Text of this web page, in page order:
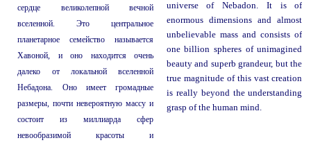
сердце великолепной вечной
вселенной. Это центральное
планетарное семейство называется
Хавоной, и оно находится очень
далеко от локальной вселенной
Небадона. Оно имеет громадные
размеры, почти невероятную массу и
состоит из миллиарда сфер
невообразимой красоты и
universe of Nebadon. It is of
enormous dimensions and almost
unbelievable mass and consists of
one billion spheres of unimagined
beauty and superb grandeur, but the
true magnitude of this vast creation
is really beyond the understanding
grasp of the human mind.